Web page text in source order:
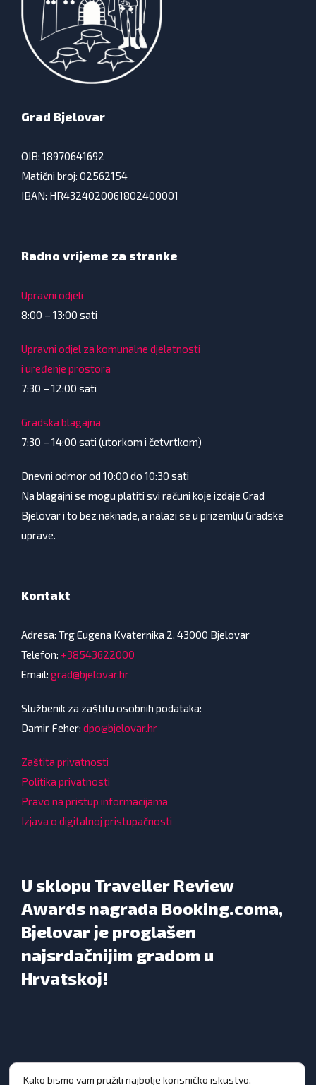
Grad Bjelovar
OIB: 18970641692
Matični broj: 02562154
IBAN: HR4324020061802400001
Radno vrijeme za stranke
Upravni odjeli
8:00 – 13:00 sati
Upravni odjel za komunalne djelatnosti
i uređenje prostora
7:30 – 12:00 sati
Gradska blagajna
7:30 – 14:00 sati (utorkom i četvrtkom)
Dnevni odmor od 10:00 do 10:30 sati
Na blagajni se mogu platiti svi računi koje izdaje Grad
Bjelovar i to bez naknade, a nalazi se u prizemlju Gradske
uprave.
Kontakt
Adresa: Trg Eugena Kvaternika 2, 43000 Bjelovar
Telefon: +38543622000
Email: grad@bjelovar.hr
Službenik za zaštitu osobnih podataka:
Damir Feher: dpo@bjelovar.hr
Zaštita privatnosti
Politika privatnosti
Pravo na pristup informacijama
Izjava o digitalnoj pristupačnosti
U sklopu Traveller Review
Awards nagrada Booking.coma,
Bjelovar je proglašen
najsrdačnijim gradom u
Hrvatskoj!
Kako bismo vam pružili najbolje korisničko iskustvo,